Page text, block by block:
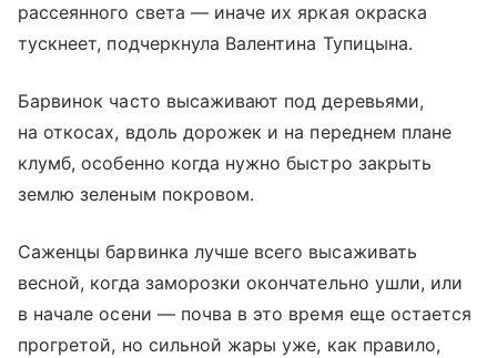
рассеянного света — иначе их яркая окраска
тускнеет, подчеркнула Валентина Тупицына.
Барвинок часто высаживают под деревьями,
на откосах, вдоль дорожек и на переднем плане
клумб, особенно когда нужно быстро закрыть
землю зеленым покровом.
Саженцы барвинка лучше всего высаживать
весной, когда заморозки окончательно ушли, или
в начале осени — почва в это время еще остается
прогретой, но сильной жары уже, как правило,